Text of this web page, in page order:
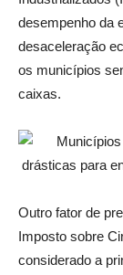
desempenho da
desaceleração
os municípios
caixas.
Outro fator de
Imposto sobre
considerado a